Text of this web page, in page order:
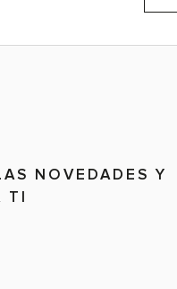
NOVEDADES Y
TI